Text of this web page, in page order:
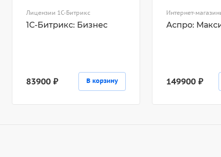
Лицензии 1С-Битрикс
1С-Битрикс: Бизнес
83900 ₽ В корзину
Интернет-
Аспро:
149900 ₽